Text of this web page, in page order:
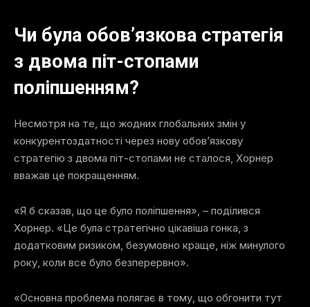
Чи була обов’язкова стратегія
з двома піт-стопами
поліпшенням?
Несмотря на те, що жодних глобальних змін у
конкурентоздатності через нову обов’язкову
стратегію з двома піт-стопами не сталося, Хорнер
вважав це покращенням.
«Я б сказав, що це було поліпшення», – поділився
Хорнер. «Це була стратегічно цікавіша гонка, з
додатковим ризиком, безумовно краще, ніж минулого
року, коли все було безперервно».
«Основна проблема полягає в тому, що обгонити тут